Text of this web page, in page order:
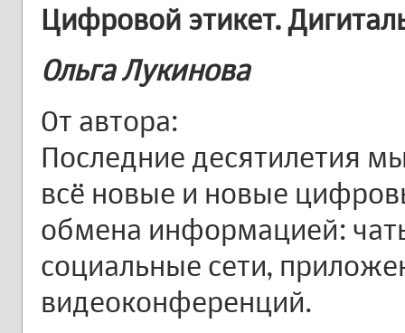
Цифровой этикет.
Ольга Лукинова
От автора:
Последние десятилетия
всё новые и новые
обмена информацией:
социальные сети,
видеоконференций.